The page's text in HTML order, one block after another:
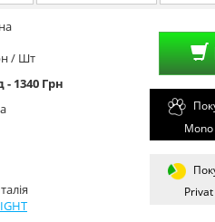
/ Шт
- 1340 Грн
Mono
Privat